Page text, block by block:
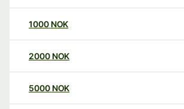
1000 NOK
2000 NOK
5000 NOK